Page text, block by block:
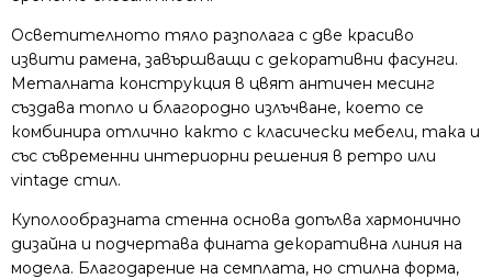
Осветителното тяло разполага с две красиво
извити рамена, завършващи с декоративни фасунги.
Металната конструкция в цвят античен месинг
създава топло и благородно излъчване, което се
комбинира отлично както с класически мебели, така и
със съвременни интериорни решения в ретро или
vintage стил.
Куполообразната стенна основа допълва хармонично
дизайна и подчертава фината декоративна линия на
модела. Благодарение на семплата, но стилна форма,